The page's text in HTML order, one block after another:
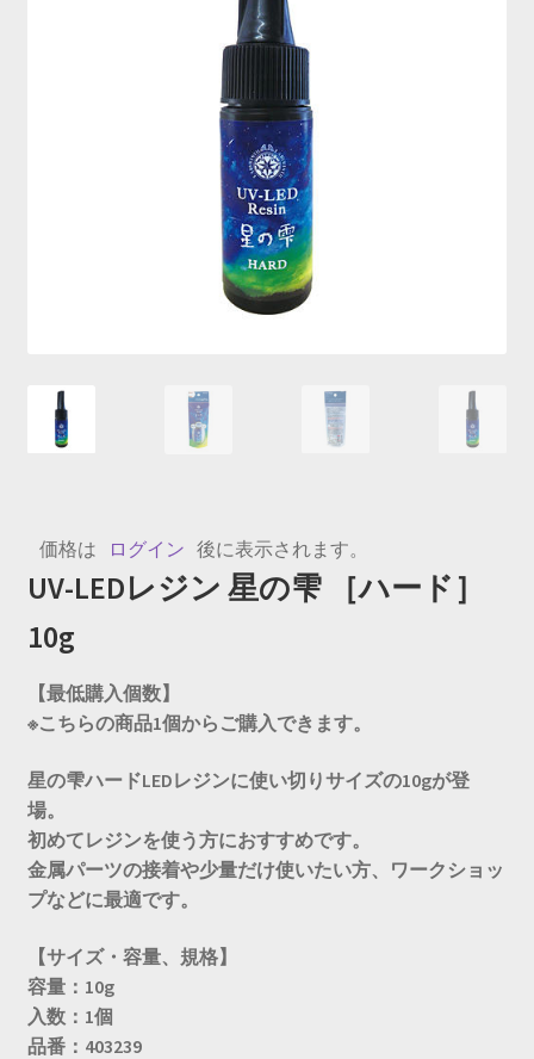
価格は ログイン 後に表示されます。
UV-LEDレジン 星の雫 ［ハード］
10g
【最低購入個数】
※こちらの商品1個からご購入できます。
星の雫ハードLEDレジンに使い切りサイズの10gが登
場。
初めてレジンを使う方におすすめです。
金属パーツの接着や少量だけ使いたい方、ワークショッ
プなどに最適です。
【サイズ・容量、規格】
容量：10g
入数：1個
品番：403239